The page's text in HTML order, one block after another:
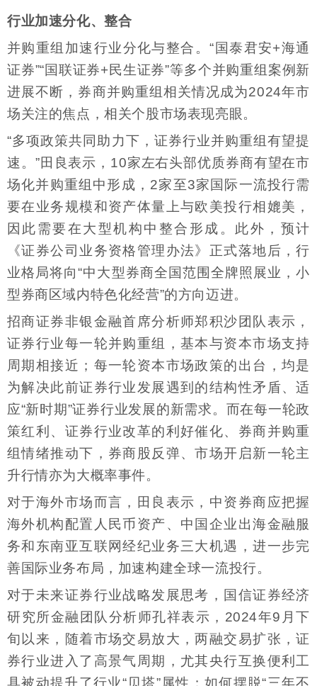
行业加速分化、整合
并购重组加速行业分化与整合。“国泰君安+海通
证券”“国联证券+民生证券”等多个并购重组案例新
进展不断，券商并购重组相关情况成为2024年市
场关注的焦点，相关个股市场表现亮眼。
“多项政策共同助力下，证券行业并购重组有望提
速。”田良表示，10家左右头部优质券商有望在市
场化并购重组中形成，2家至3家国际一流投行需
要在业务规模和资产体量上与欧美投行相媲美，
因此需要在大型机构中整合形成。此外，预计
《证券公司业务资格管理办法》正式落地后，行
业格局将向“中大型券商全国范围全牌照展业，小
型券商区域内特色化经营”的方向迈进。
招商证券非银金融首席分析师郑积沙团队表示，
证券行业每一轮并购重组，基本与资本市场支持
周期相接近；每一轮资本市场政策的出台，均是
为解决此前证券行业发展遇到的结构性矛盾、适
应“新时期”证券行业发展的新需求。而在每一轮政
策红利、证券行业改革的利好催化、券商并购重
组情绪推动下，券商股反弹、市场开启新一轮主
升行情亦为大概率事件。
对于海外市场而言，田良表示，中资券商应把握
海外机构配置人民币资产、中国企业出海金融服
务和东南亚互联网经纪业务三大机遇，进一步完
善国际业务布局，加速构建全球一流投行。
对于未来证券行业战略发展思考，国信证券经济
研究所金融团队分析师孔祥表示，2024年9月下
旬以来，随着市场交易放大，两融交易扩张，证
券行业进入了高景气周期，尤其央行互换便利工